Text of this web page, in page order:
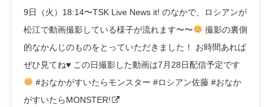
9日（火）18:14〜TSK Live News it! のなかで、ロシアンが
松江で動画撮影している様子が流れます〜〜
撮影の裏側
的なかんじのものをとっていただきました！ お時間あれば
ぜひ見てね♥ この日撮影した動画は7月28日配信予定です
#おなかがすいたらモンスター #ロシアン佐藤 #おなか
がすいたらMONSTER!